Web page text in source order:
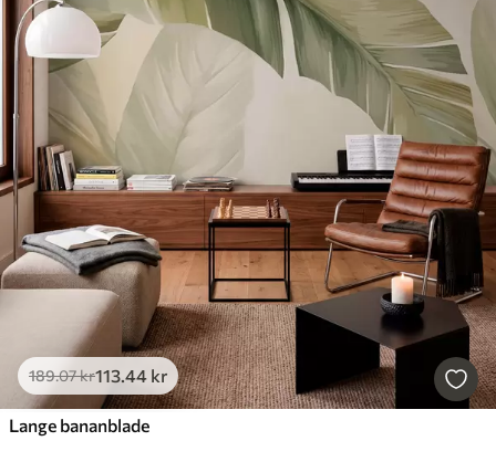
189.07kr113.44 kr
Lange bananblade